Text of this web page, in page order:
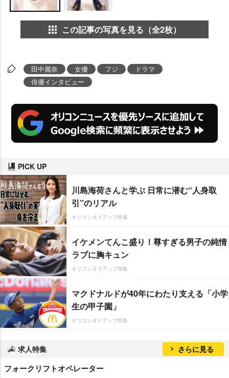
この記事の写真を見る（全2枚）
田中麗奈 女優 フジ
ドラマ
俳優インタビュー
PICK UP
川島海荷さんと学ぶ 日常に潜む“人身取
引”のリアル
オリコンタイアップ特集
イケメンてんこ盛り！尊すぎる男子の純情
ラブに胸キュン
オリコンタイアップ特集
マクドナルドが40年にわたり支える「小学
生の甲子園」
オリコンタイアップ特集
求人特集 さらに見る
フォークリフトオペレーター